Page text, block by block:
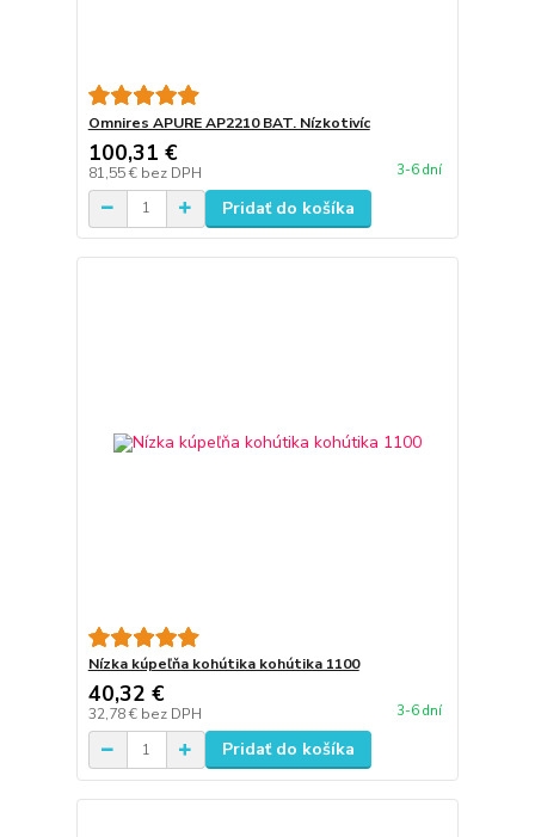
Omnires APURE AP2210 BAT. Nízkotivíc
100,31 €
81,55 € bez DPH 3-6 dní
Pridať do košíka
Nízka kúpeľňa kohútika kohútika 1100
40,32 €
32,78 € bez DPH 3-6 dní
Pridať do košíka